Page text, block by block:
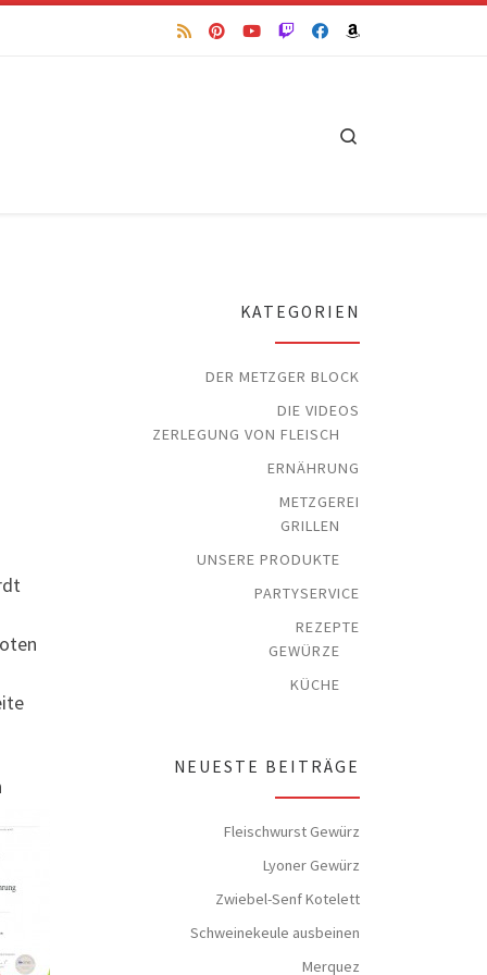
KATEGORIEN
DER METZGER BLOCK
DIE VIDEOS
ZERLEGUNG VON FLEISCH
ERNÄHRUNG
METZGEREI
GRILLEN
UNSERE PRODUKTE
PARTYSERVICE
REZEPTE
GEWÜRZE
KÜCHE
NEUESTE BEITRÄGE
Fleischwurst Gewürz
Lyoner Gewürz
Zwiebel-Senf Kotelett
Schweinekeule ausbeinen
Merquez